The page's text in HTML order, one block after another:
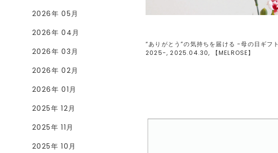
2026年 05月
2026年 04月
2026年 03月
2026年 02月
2026年 01月
2025年 12月
2025年 11月
2025年 10月
“ありがとう”の気持ちを届ける -母の日ギフト
2025-, 2025.04.30, 【MELROSE】